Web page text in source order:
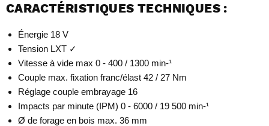
CARACTÉRISTIQUES TECHNIQUES :
Énergie 18 V
Tension LXT ✓
Vitesse à vide max 0 - 400 / 1300 min-¹
Couple max. fixation franc/élast 42 / 27 Nm
Réglage couple embrayage 16
Impacts par minute (IPM) 0 - 6000 / 19 500 min-¹
Ø de forage en bois max. 36 mm